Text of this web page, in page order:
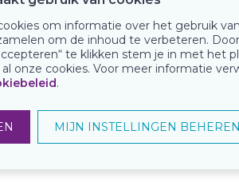
om informatie over het gebruik
om de inhoud te verbeteren. Door
te klikken stem je in met het
onze cookies. Voor meer informatie
.
MIJN INSTELLINGEN BEHEREN